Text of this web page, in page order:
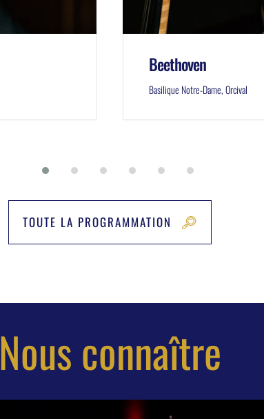
Beethoven
Basilique Notre-Dame, Orcival
TOUTE LA PROGRAMMATION
Nous connaître